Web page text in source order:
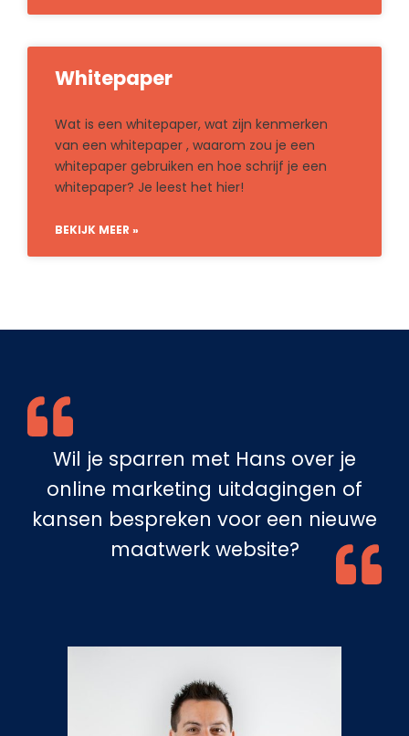
Whitepaper
Wat is een whitepaper, wat zijn kenmerken
van een whitepaper , waarom zou je een
whitepaper gebruiken en hoe schrijf je een
whitepaper? Je leest het hier!
BEKIJK MEER »
Wil je sparren met Hans over je
online marketing uitdagingen of
kansen bespreken voor een nieuwe
maatwerk website?